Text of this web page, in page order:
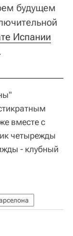
будущем
Испании
вместе с
четырежды
- клубный